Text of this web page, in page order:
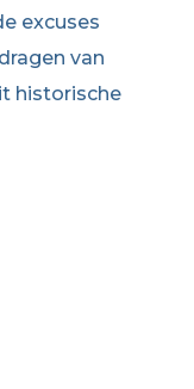
excuses
van
historische